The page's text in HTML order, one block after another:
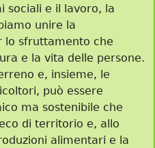
sociali e il lavoro, la
unire la
lo sfruttamento che
e la vita delle persone.
e, insieme, le
può essere
ma sostenibile che
di territorio e, allo
alimentari e la